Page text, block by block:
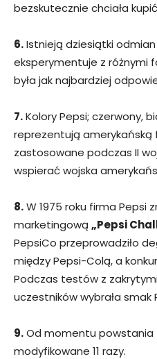
bezskutecznie chciała
6.Istnieją dziesiątki
eksperymentuje z różnymi
była jak najbardziej
7.Kolory Pepsi; czerwony,
reprezentują amerykańską
zastosowane podczas II
wspierać wojska
8.W 1975 roku firma Pepsi
marketingową „Pepsi
PepsiCo przeprowadziło
między Pepsi-Colą, a
Podczas testów z
uczestników wybrała smak
9.Od momentu powstania
modyfikowane 11 razy.